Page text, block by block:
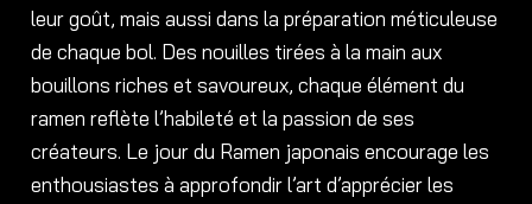
leur goût, mais aussi dans la préparation méticuleuse
de chaque bol. Des nouilles tirées à la main aux
bouillons riches et savoureux, chaque élément du
ramen reflète l’habileté et la passion de ses
créateurs. Le jour du Ramen japonais encourage les
enthousiastes à approfondir l’art d’apprécier les